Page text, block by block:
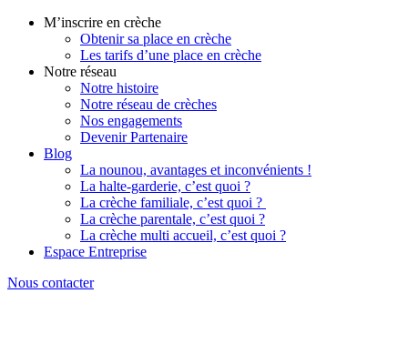
M’inscrire en crèche
Obtenir sa place en crèche
Les tarifs d’une place en crèche
Notre réseau
Notre histoire
Notre réseau de crèches
Nos engagements
Devenir Partenaire
Blog
La nounou, avantages et inconvénients !
La halte-garderie, c’est quoi ?
La crèche familiale, c’est quoi ?
La crèche parentale, c’est quoi ?
La crèche multi accueil, c’est quoi ?
Espace Entreprise
Nous contacter